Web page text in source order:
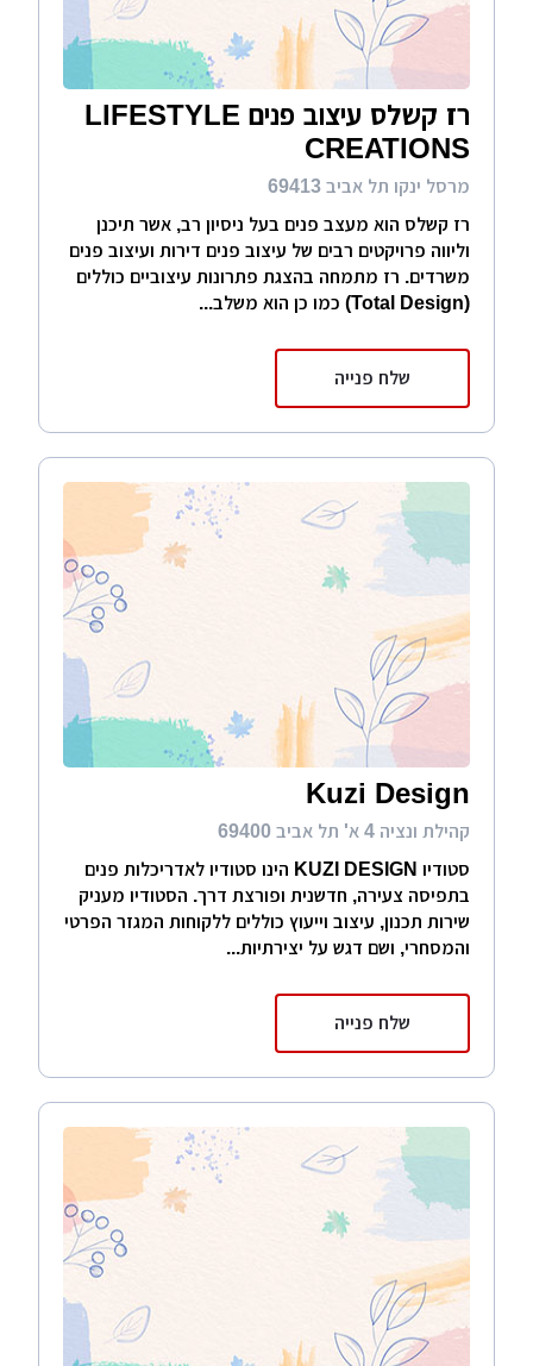
רז קשלס עיצוב פנים LIFESTYLE
CREATIONS
מרסל ינקו תל אביב 69413
רז קשלס הוא מעצב פנים בעל ניסיון רב, אשר תיכנן
וליווה פרויקטים רבים של עיצוב פנים דירות ועיצוב פנים
משרדים. רז מתמחה בהצגת פתרונות עיצוביים כוללים
(Total Design) כמו כן הוא משלב...
שלח פנייה
Kuzi Design
קהילת ונציה 4 א' תל אביב 69400
סטודיו KUZI DESIGN הינו סטודיו לאדריכלות פנים
בתפיסה צעירה, חדשנית ופורצת דרך. הסטודיו מעניק
שירות תכנון, עיצוב וייעוץ כוללים ללקוחות המגזר הפרטי
והמסחרי, ושם דגש על יצירתיות...
שלח פנייה